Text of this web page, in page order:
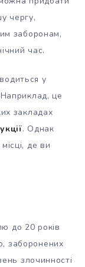
чергу,
заборонам,
час.
у
це
закладах
. Однак
де ви
до 20 років
заборонених
злочинності